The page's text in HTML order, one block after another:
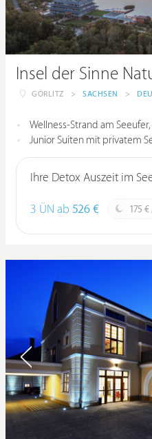
GÖRLITZ > SACHSEN >
Wellness-Strand am
Junior Suiten mit privatem
Ihre Detox Auszeit im
3 ÜN ab 526 € 175 €